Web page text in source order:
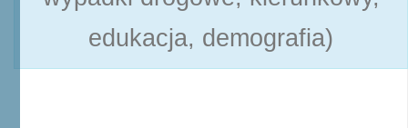
edukacja, demografia)